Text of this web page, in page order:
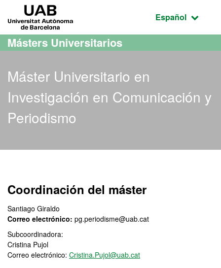
Acceso al contenido principal
Acceso a la navegación de la página
Idioma
Español
Másters Universitarios
Máster Universitario en
Investigación en Comunicación y
Periodismo
Coordinación del máster
Santiago Giraldo
Correo electrónico: pg.periodisme@uab.cat
Subcoordinadora:
Cristina Pujol
Correo electrónico: Cristina.Pujol@uab.cat